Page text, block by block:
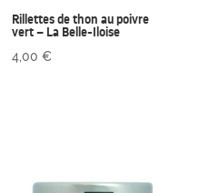
Rillettes de thon au poivre
vert – La Belle-Iloise
4,00€